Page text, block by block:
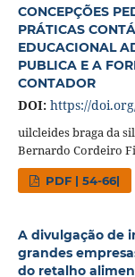
CONCEPÇÕES
PRÁTICAS
EDUCACIONAL
PUBLICA E A
CONTADOR
DOI: https://
uilcleides braga da
Bernardo Cordeiro
PDF | 54-66|
A divulgação de
grandes
do retalho